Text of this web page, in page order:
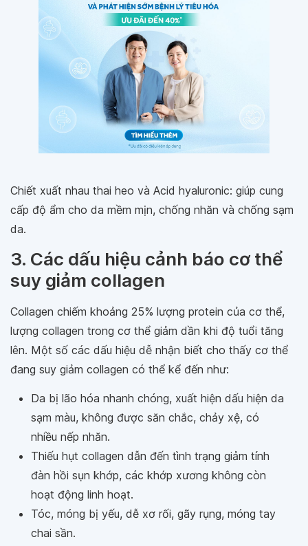
Chiết xuất nhau thai heo và Acid hyaluronic: giúp cung
cấp độ ẩm cho da mềm mịn, chống nhăn và chống sạm
da.
3. Các dấu hiệu cảnh báo cơ thể
suy giảm collagen
Collagen chiếm khoảng 25% lượng protein của cơ thể,
lượng collagen trong cơ thể giảm dần khi độ tuổi tăng
lên. Một số các dấu hiệu dễ nhận biết cho thấy cơ thể
đang suy giảm collagen có thể kể đến như:
Da bị lão hóa nhanh chóng, xuất hiện dấu hiện da
sạm màu, không được săn chắc, chảy xệ, có
nhiều nếp nhăn.
Thiếu hụt collagen dẫn đến tình trạng giảm tính
đàn hồi sụn khớp, các khớp xương không còn
hoạt động linh hoạt.
Tóc, móng bị yếu, dễ xơ rối, gãy rụng, móng tay
chai sần.